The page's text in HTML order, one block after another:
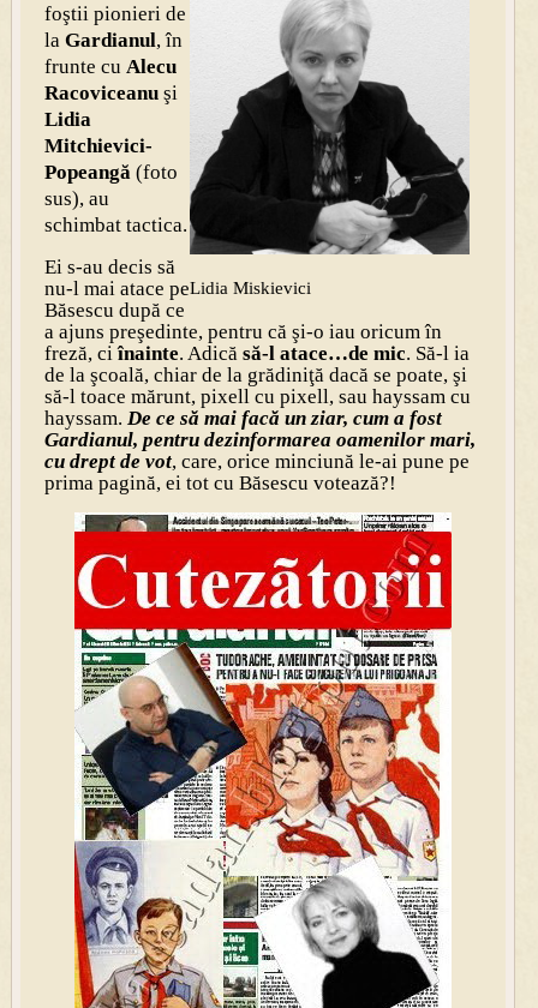
Lidia Miskievici
foştii pionieri de
la Gardianul, în
frunte cu Alecu
Racoviceanuşi
Lidia
Mitchievici-
Popeangă (foto
sus), au
schimbat tactica.
Ei s-au decis să
nu-l mai atace pe
Băsescu după ce
a ajuns preşedinte, pentru că şi-o iau oricum în
freză, ciînainte. Adică să-l atace…de mic. Să-l ia
de la şcoală, chiar de la grădiniţă dacă se poate, şi
să-l toace mărunt, pixell cu pixell, sau hayssam cu
hayssam. De ce să mai facă un ziar, cum a fost
Gardianul, pentru dezinformarea oamenilor mari,
cu drept de vot, care, orice minciună le-ai pune pe
prima pagină, ei tot cu Băsescu votează?!